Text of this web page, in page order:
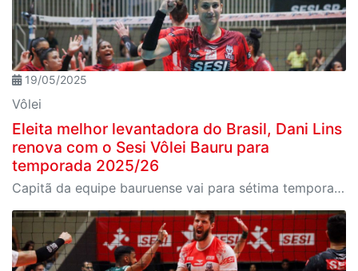
19/05/2025
Vôlei
Eleita melhor levantadora do Brasil, Dani Lins
renova com o Sesi Vôlei Bauru para
temporada 2025/26
Capitã da equipe bauruense vai para sétima temporada consecutiva na equipe, sendo a décima no projeto do Sesi-SP